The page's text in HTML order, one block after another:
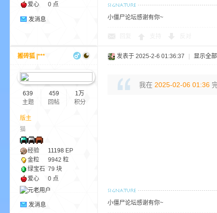
爱心
0 点
发消息 小僵尸论坛感谢有你~
搬砖狐 |***
639
主题
459
回帖
1万
积分
版主
猫
经验 11198 EP
金粒
9942 粒
绿宝石 79 块
爱心
0 点
发消息
发表于 2025-2-6 01:36:37 显示全
我在 2025-02-06 01:36
小僵尸论坛感谢有你~